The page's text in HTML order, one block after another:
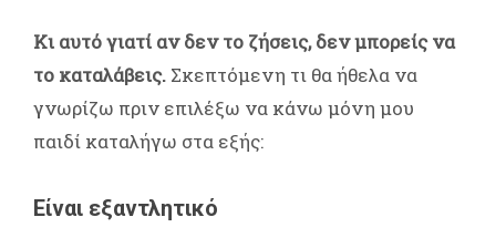
Κι αυτό γιατί αν δεν το ζήσεις, δεν μπορείς να
το καταλάβεις. Σκεπτόμενη τι θα ήθελα να
γνωρίζω πριν επιλέξω να κάνω μόνη μου
παιδί καταλήγω στα εξής:
Είναι εξαντλητικό